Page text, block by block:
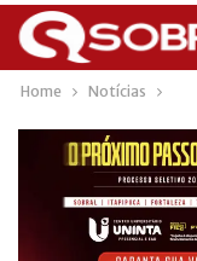
Home Notícias